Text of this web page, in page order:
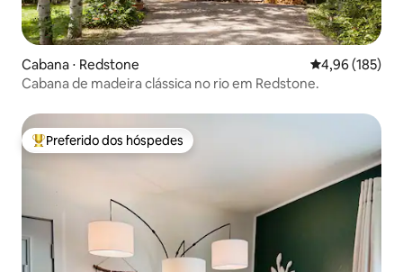
Cabana ⋅ Redstone 4,96 de uma
4,96 (185)
Cabana de madeira clássica no rio em Redstone.
Entre os melhores preferidos dos hóspedes
Preferido dos hóspedes